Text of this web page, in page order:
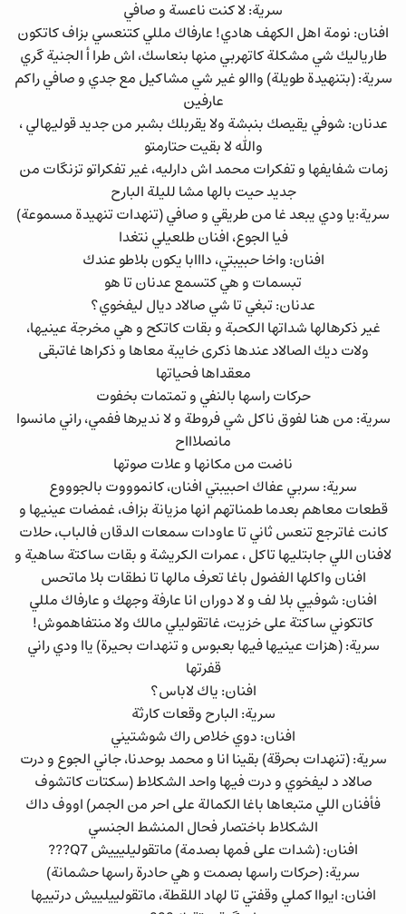
سرية: لا كنت ناعسة و صافي
افنان: نومة اهل الكهف هادي! عارفاك مللي كتنعسي بزاف كاتكون
طارياليك شي مشكلة كاتهربي منها بنعاسك، اش طرا أ الجنية گري
سرية: (بتنهيدة طويلة) واالو غير شي مشاكيل مع جدي و صافي راكم
عارفين
عدنان: شوفي يقيصك بنبشة ولا يقربلك بشبر من جديد قوليهالي ،
والله لا بقيت حتارمتو
زمات شفايفها و تفكرات محمد اش دارليه، غير تفكراتو تزنگات من
جديد حيت بالها مشا لليلة البارح
سرية:يا ودي يبعد غا من طريقي و صافي (تنهدات تنهيدة مسموعة)
فيا الجوع، افنان طلعيلي نتغدا
افنان: واخا حبيبتي، دااابا يكون بلاطو عندك
تبسمات و هي كتسمع عدنان تا هو
عدنان: تبغي تا شي صالاد ديال ليفخوي؟
غير ذكرهالها شداتها الكحبة و بقات كاتكح و هي مخرجة عينيها،
ولات ديك الصالاد عندها ذكرى خايبة معاها و ذكراها غاتبقى
معقداها فحياتها
حركات راسها بالنفي و تمتمات بخفوت
سرية: من هنا لفوق ناكل شي فروطة و لا نديرها ففمي، راني مانسوا
مانصلاااح
ناضت من مكانها و علات صوتها
سرية: سربي عفاك احبيبتي افنان، كانموووت بالجوووع
قطعات معاهم بعدما طمناتهم انها مزيانة بزاف، غمضات عينيها و
كانت غاترجع تنعس ثاني تا عاودات سمعات الدقان فالباب، حلات
لافنان اللي جابتليها تاكل ، عمرات الكريشة و بقات ساكتة ساهية و
افنان واكلها الفضول باغا تعرف مالها تا نطقات بلا ماتحس
افنان: شوفيي بلا لف و لا دوران انا عارفة وجهك و عارفاك مللي
كاتكوني ساكتة على خزيت، غاتقوليلي مالك ولا منتفاهموش!
سرية: (هزات عينيها فيها بعبوس و تنهدات بحيرة) ياا ودي راني
قفرتها
افنان: ياك لاباس؟
سرية: البارح وقعات كارثة
افنان: دوي خلاص راك شوشتيني
سرية: (تنهدات بحرقة) بقينا انا و محمد بوحدنا، جاني الجوع و درت
صالاد د ليفخوي و درت فيها واحد الشكلاط (سكتات كاتشوف
فأفنان اللي متبعاها باغا الكمالة على احر من الجمر) اووف داك
الشكلاط باختصار فحال المنشط الجنسي
افنان: (شدات على فمها بصدمة) ماتقوليليييش Q7???
سرية: (حركات راسها بصمت و هي حادرة راسها حشمانة)
افنان: ايواا كملي وقفتي تا لهاد اللقطة، ماتقولييلييش درتييها